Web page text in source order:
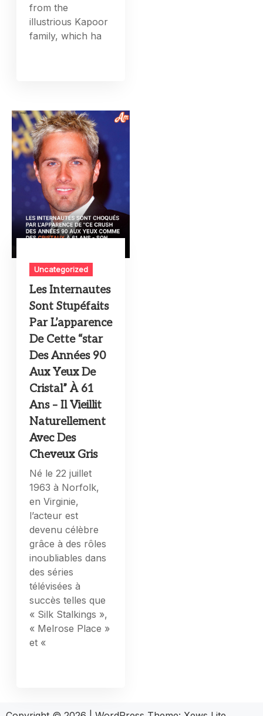
from the
illustrious Kapoor
family, which ha
Uncategorized
Les Internautes
Sont Stupéfaits
Par L’apparence
De Cette “star
Des Années 90
Aux Yeux De
Cristal” À 61
Ans – Il Vieillit
Naturellement
Avec Des
Cheveux Gris
Né le 22 juillet
1963 à Norfolk,
en Virginie,
l’acteur est
devenu célèbre
grâce à des rôles
inoubliables dans
des séries
télévisées à
succès telles que
« Silk Stalkings »,
« Melrose Place »
et «